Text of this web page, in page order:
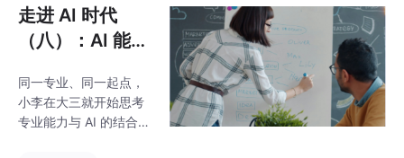
户的文旅产品策划，转
化率提升 35%"；而小
王只是偶尔用 AI 写作
"熟悉 ChatGPT 等 AI
工具"。最终，小李拿到
了多家大厂的 offer，小
走进 AI 时代
（八）：AI 能力
—— 文科生的破
局与成长之路
同一专业、同一起点，
小李在大三就开始思考
专业能力与 AI 的结合